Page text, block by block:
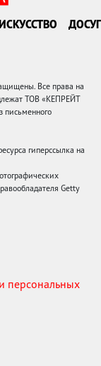
ДОСУГ
Все права на
ТОВ «КЕПРЕЙТ
письменного
гиперссылка на
Getty
персональных